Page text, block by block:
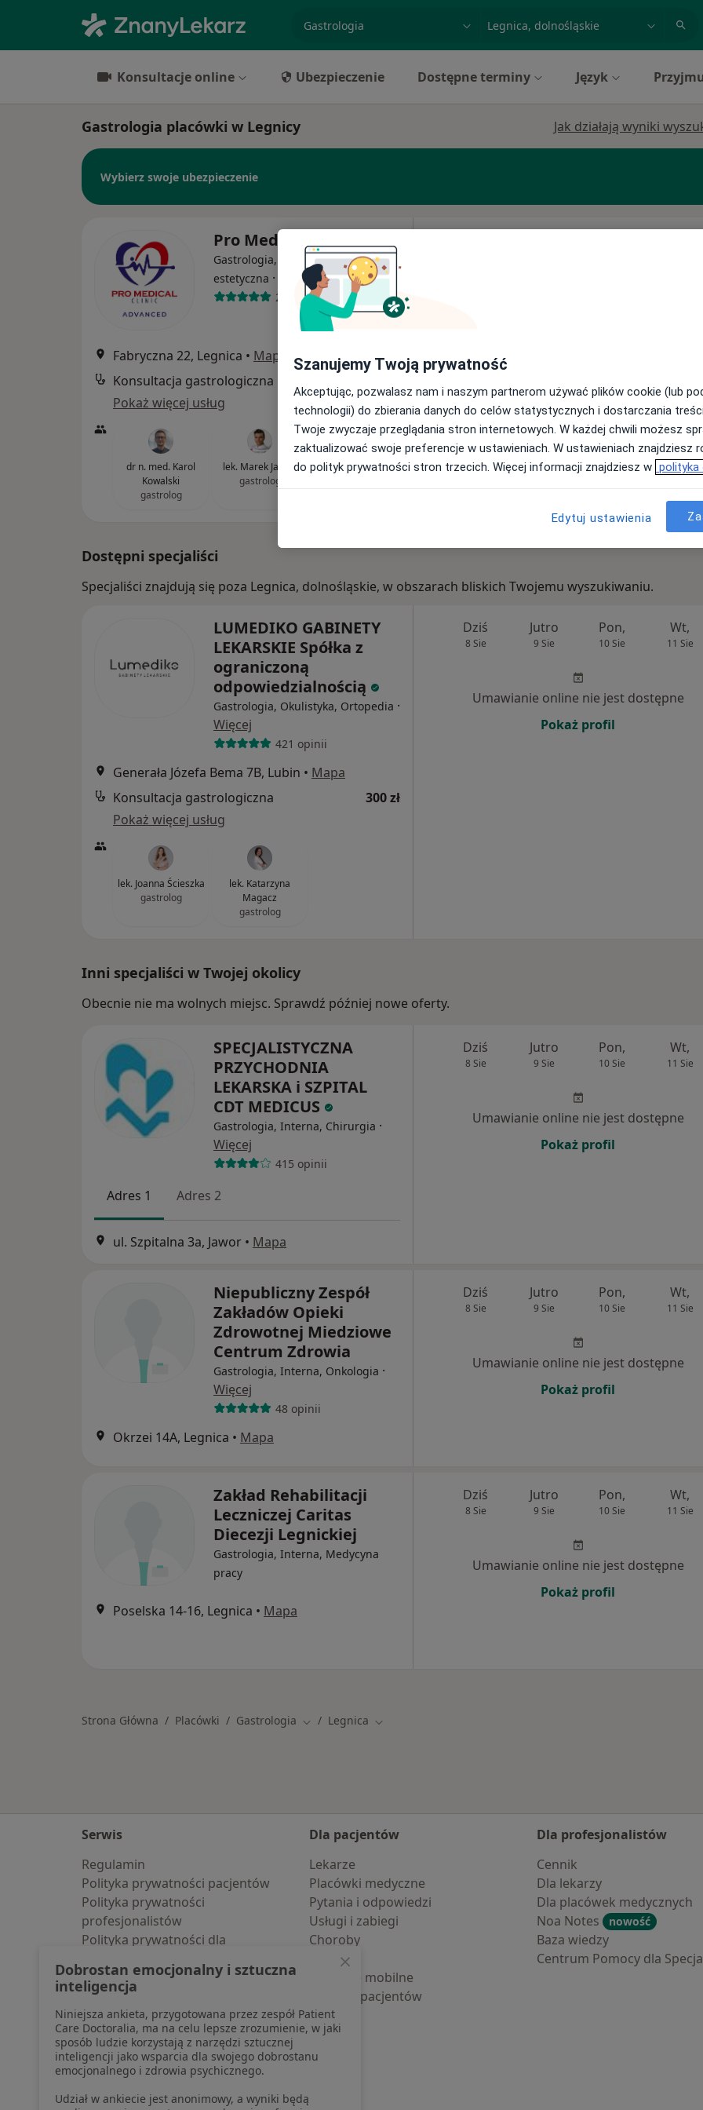
miasto lub dzielnica
Konsultacje online Ubezpieczenie Dostępne terminy Język
Gastrologia placówki w Legnicy Jak działają wyniki
Wybierz swoje ubezpieczenie
Pro Medical Clinic
Gastrologia, Chirurgia, Medycyna
estetyczna · Więcej
2395 opinii
Fabryczna 22, Legnica • Mapa
Konsultacja gastrologiczna
Pokaż więcej usług
dr n. med. Karol
Kowalski
gastrolog
lek. Marek Janiec
gastrolog
lek. Łukasz Staszak
Dostępni specjaliści
Specjaliści znajdują się poza Legnica, dolnośląskie, w obszarach bliskich Twojemu wyszukiwaniu.
LUMEDIKO GABINETY
LEKARSKIE Spółka z
ograniczoną
odpowiedzialnością
Gastrologia, Okulistyka, Ortopedia ·
Więcej
421 opinii
Generała Józefa Bema 7B, Lubin • Mapa
Konsultacja gastrologiczna
300 zł
Pokaż więcej usług
lek. Joanna Ścieszka
gastrolog
lek. Katarzyna
Magacz
gastrolog
Dziś
8 Sie
Jutro
9 Sie
Pon,
10 Sie
Wt,
11 Sie
Umawianie online nie jest dostępne
Pokaż profil
Inni specjaliści w Twojej okolicy
Obecnie nie ma wolnych miejsc. Sprawdź później nowe oferty.
SPECJALISTYCZNA
PRZYCHODNIA
LEKARSKA i SZPITAL
CDT MEDICUS
Gastrologia, Interna, Chirurgia ·
Więcej
415 opinii
Adres 1 Adres 2
ul. Szpitalna 3a, Jawor • Mapa
Dziś
8 Sie
Jutro
9 Sie
Pon,
10 Sie
Wt,
11 Sie
Umawianie online nie jest dostępne
Pokaż profil
Niepubliczny Zespół
Zakładów Opieki
Zdrowotnej Miedziowe
Centrum Zdrowia
Gastrologia, Interna, Onkologia ·
Więcej
48 opinii
Okrzei 14A, Legnica • Mapa
Dziś
8 Sie
Jutro
9 Sie
Pon,
10 Sie
Wt,
11 Sie
Umawianie online nie jest dostępne
Pokaż profil
Zakład Rehabilitacji
Leczniczej Caritas
Diecezji Legnickiej
Gastrologia, Interna, Medycyna
pracy
Poselska 14-16, Legnica • Mapa
Dziś
8 Sie
Jutro
9 Sie
Pon,
10 Sie
Wt,
11 Sie
Umawianie online nie jest dostępne
Pokaż profil
Strona Główna Placówki Gastrologia Zmień miasto
Legnica Zmień miasto
Serwis
Regulamin
Polityka prywatności pacjentów
Polityka prywatności
profesjonalistów
Polityka prywatności dla
pozyskaliśmy samodzielnie
Polityka cookies
Jak działają wyniki wyszukiwania
Dostępność
O nas
Praca Rekrutujemy!
Partnerzy
Dla pacjentów
Lekarze
Placówki medyczne
Pytania i odpowiedzi
Usługi i zabiegi
Choroby
Pomoc
Aplikacje mobilne
Blog dla pacjentów
Dla profesjonalistów
Cennik
Dla lekarzy
Dla placówek medycznych
Noa Notes
nowość
Baza wiedzy
Centrum Pomocy dla
Szanujemy Twoją prywatność
Akceptując, pozwalasz nam i naszym partnerom używać plików cookie (lub
technologii) do zbierania danych do celów statystycznych i dostarczania
Twoje zwyczaje przeglądania stron internetowych. W każdej chwili możesz
zaktualizować swoje preferencje w ustawieniach. W ustawieniach znajdziesz
do polityk prywatności stron trzecich. Więcej informacji znajdziesz w polityka
Edytuj ustawienia
Dobrostan emocjonalny i sztuczna
inteligencja
Niniejsza ankieta, przygotowana przez zespół Patient
Care Doctoralia, ma na celu lepsze zrozumienie, w jaki
sposób ludzie korzystają z narzędzi sztucznej
inteligencji jako wsparcia dla swojego dobrostanu
emocjonalnego i zdrowia psychicznego.
Udział w ankiecie jest anonimowy, a wyniki będą